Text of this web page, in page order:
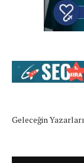
Geleceğin Yazarları